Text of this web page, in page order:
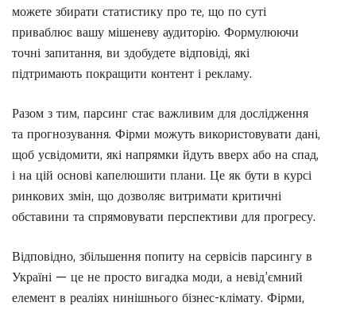
можете збирати статистику про те, що по суті
приваблює вашу мішеневу аудиторію. Формулюючи
точні запитання, ви здобудете відповіді, які
підтримають покращити контент і рекламу.
Разом з тим, парсинг стає важливим для дослідження
та прогнозування. Фірми можуть використовувати дані,
щоб усвідомити, які напрямки йдуть вверх або на спад,
і на цій основі капелюшити плани. Це як бути в курсі
ринкових змін, що дозволяє витримати критичні
обставини та спрямовувати перспективи для прогресу.
Відповідно, збільшення попиту на сервісів парсингу в
Україні — це не просто вигадка моди, а невід’ємний
елемент в реаліях нинішнього бізнес-клімату. Фірми,